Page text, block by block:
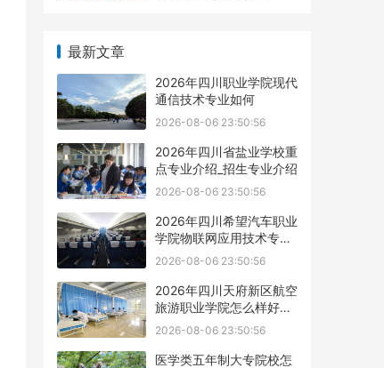
最新文章
2026年四川职业学院现代
通信技术专业如何
2026-08-06 23:50:56
2026年四川省盐业学校重
点专业介绍_招生专业介绍
2026-08-06 23:50:56
2026年四川希望汽车职业
学院物联网应用技术专业
如何
2026-08-06 23:50:56
2026年四川天府新区航空
旅游职业学院怎么样好不
好
2026-08-06 23:50:56
医学类五年制大专院校怎